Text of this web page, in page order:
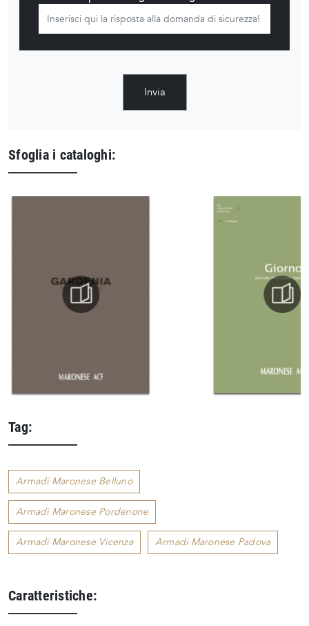
Invia
Sfoglia i cataloghi:
Tag:
Armadi Maronese Belluno
Armadi Maronese Pordenone
Armadi Maronese Vicenza Armadi Maronese Padova
Caratteristiche: